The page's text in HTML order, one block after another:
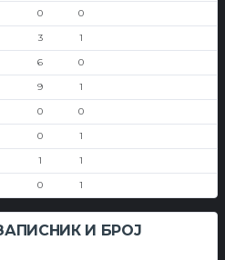
0 0
3 1
6 0
9 1
0 0
0 1
1 1
0 1
И БРОЈ